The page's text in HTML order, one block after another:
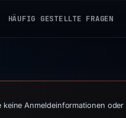
HÄUFIG GESTELLTE FRAGEN
Anmeldeinformationen